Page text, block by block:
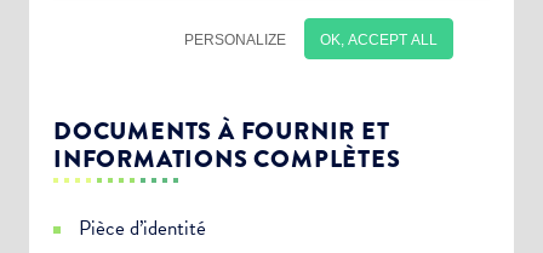
DOCUMENTS À FOURNIR ET
INFORMATIONS COMPLÈTES
Pièce d’identité